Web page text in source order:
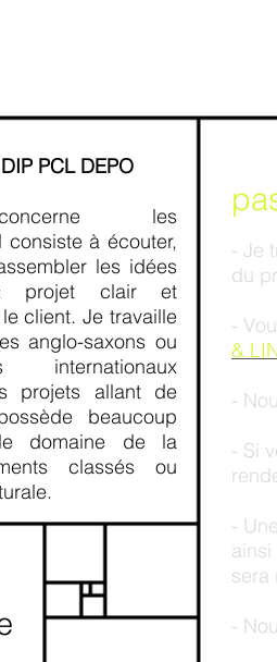
PCL DEPO
les
consiste à écouter,
les idées
projet clair et
client. Je travaille
anglo-saxons ou
internationaux
projets allant de
beaucoup
le domaine de la
classés ou
- Je
du
-
&
-
- Si
-
sera
-